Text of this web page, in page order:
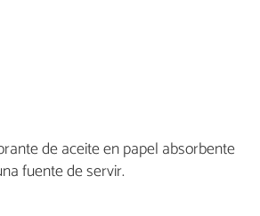
de aceite en papel absorbente
fuente de servir.